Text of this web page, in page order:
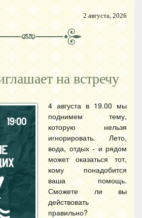
2 августа, 2026
на встречу
4 августа в 19.00 мы
поднимем тему,
которую нельзя
игнорировать. Лето,
вода, отдых - и рядом
может оказаться тот,
кому понадобится
ваша помощь.
Сможете ли вы
действовать
правильно?